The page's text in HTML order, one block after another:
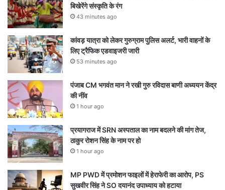
बिखेरेंगे संस्कृति के रंग
43 minutes ago
कांवड़ यात्रा को लेकर गुरुग्राम पुलिस अलर्ट, भारी वाहनों के
लिए ट्रैफिक एडवाइजरी जारी
53 minutes ago
पंजाब CM भगवंत मान ने रखी गुरु रविदास बाणी अध्ययन केंद्र
की नींव
1 hour ago
प्रयागराज में SRN अस्पताल का नाम बदलने की मांग तेज,
ठाकुर रोशन सिंह के नाम पर हो
1 hour ago
MP PWD में प्रमोशन फाइलों में हेराफेरी का आरोप, PS
सुखवीर सिंह ने SO दयानंद उपाध्याय को हटाया